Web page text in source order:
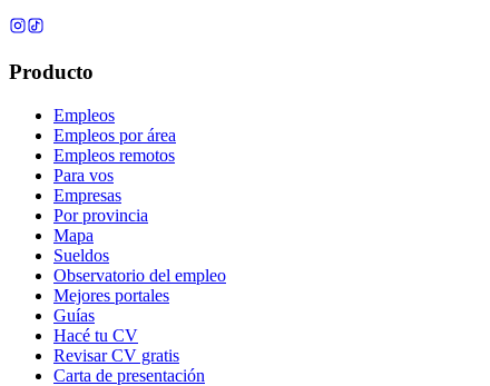
Producto
Empleos
Empleos por área
Empleos remotos
Para vos
Empresas
Por provincia
Mapa
Sueldos
Observatorio del empleo
Mejores portales
Guías
Hacé tu CV
Revisar CV gratis
Carta de presentación